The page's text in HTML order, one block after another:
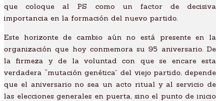
que coloque al PS como un factor de decisiva
importancia en la formación del nuevo partido.
Este horizonte de cambio aún no está presente en la
organización que hoy conmemora su 95 aniversario. De
la firmeza y de la voluntad con que se encare esta
verdadera “mutación genética” del viejo partido, depende
que el aniversario no sea un acto ritual y al servicio de
las elecciones generales en puerta, sino el punto de inicio